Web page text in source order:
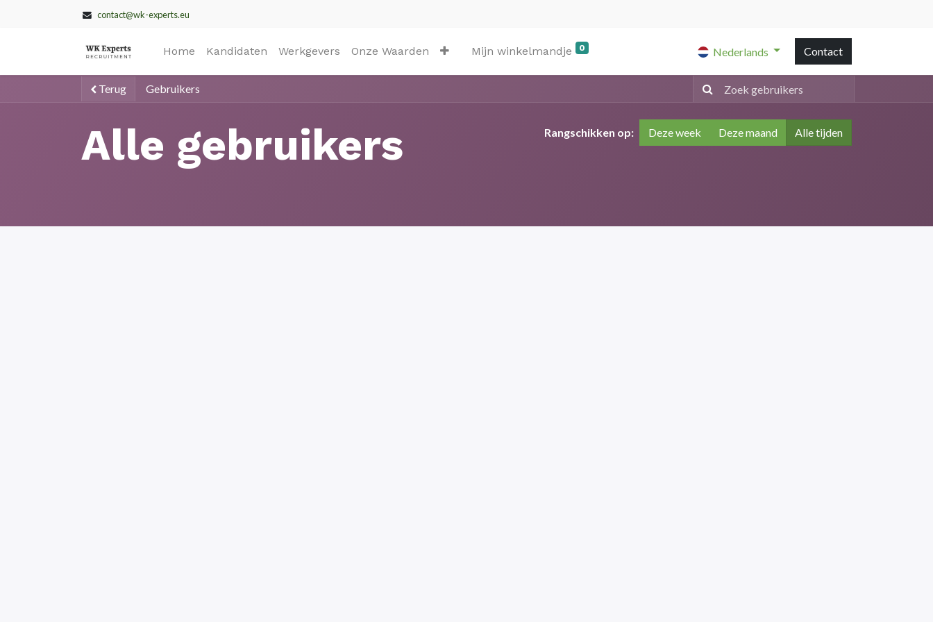
contact@wk-experts.eu
Home Kandidaten Werkgevers Onze Waarden Mijn winkelmandje 0 Nederlands Contact
Terug Gebruikers
Alle gebruikers Rangschikken op: Deze week Deze maand Alle tijden